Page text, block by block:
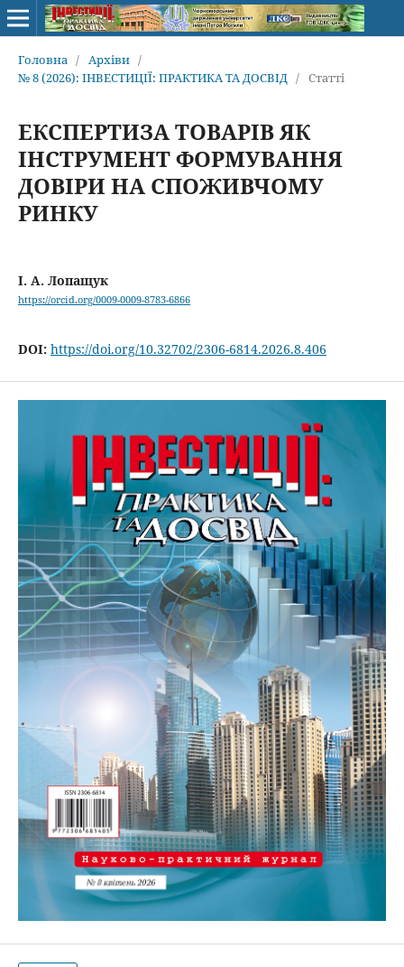
Головна / Архіви /
№ 8 (2026): ІНВЕСТИЦІЇ: ПРАКТИКА ТА ДОСВІД / Статті
ЕКСПЕРТИЗА ТОВАРІВ ЯК
ІНСТРУМЕНТ ФОРМУВАННЯ
ДОВІРИ НА СПОЖИВЧОМУ
РИНКУ
І. А. Лопащук
https://orcid.org/0009-0009-8783-6866
DOI: https://doi.org/10.32702/2306-6814.2026.8.406